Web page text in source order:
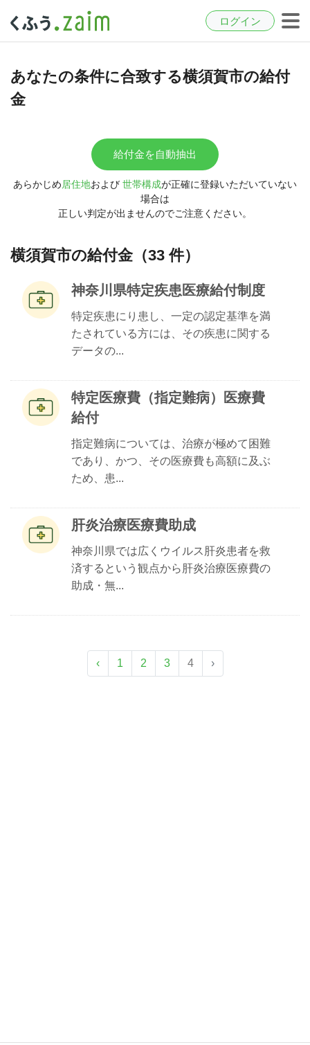
ログイン
あなたの条件に合致する横須賀市の給付
金
給付金を自動抽出
あらかじめ居住地および 世帯構成が正確に登録いただいていない
場合は
正しい判定が出ませんのでご注意ください。
横須賀市の給付金（33 件）
神奈川県特定疾患医療給付制度
特定疾患にり患し、一定の認定基準を満
たされている方には、その疾患に関する
データの...
特定医療費（指定難病）医療費
給付
指定難病については、治療が極めて困難
であり、かつ、その医療費も高額に及ぶ
ため、患...
肝炎治療医療費助成
神奈川県では広くウイルス肝炎患者を救
済するという観点から肝炎治療医療費の
助成・無...
‹ 1 2 3 4 ›